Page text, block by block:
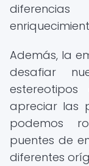
Además, la
desafiar
apreciar las
podemos
puentes de
diferentes